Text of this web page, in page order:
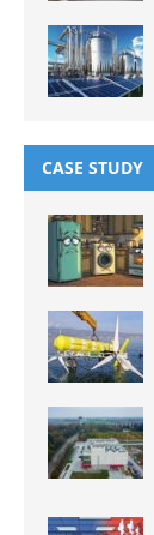
CASE STUDY